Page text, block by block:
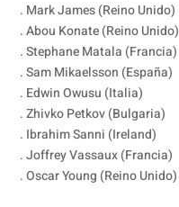
. Mark James (Reino Unido)
. Abou Konate (Reino Unido)
. Stephane Matala (Francia)
. Sam Mikaelsson (España)
. Edwin Owusu (Italia)
. Zhivko Petkov (Bulgaria)
. Ibrahim Sanni (Ireland)
. Joffrey Vassaux (Francia)
. Oscar Young (Reino Unido)